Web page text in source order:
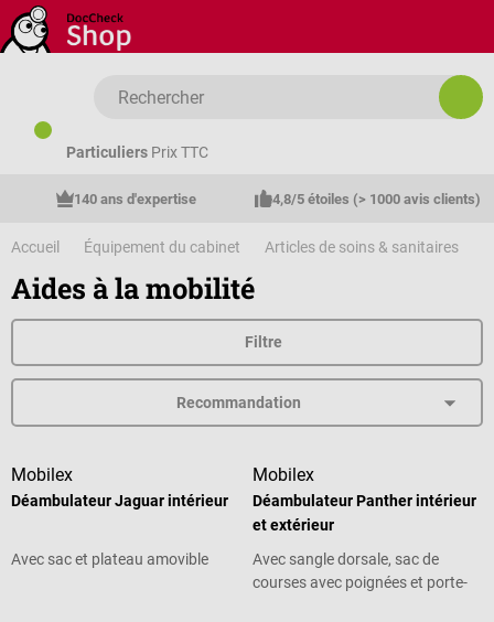
Passer au contenu principal
Particuliers Prix TTC
140 ans d'expertise 4,8/5 étoiles (> 1000 avis clients)
Accueil Équipement du cabinet Articles de soins & sanitaires
Aides à la mobilité
Filtre
Mobilex
Déambulateur Jaguar intérieur
Avec sac et plateau amovible
Mobilex
Déambulateur Panther intérieur
et extérieur
Avec sangle dorsale, sac de
courses avec poignées et porte-